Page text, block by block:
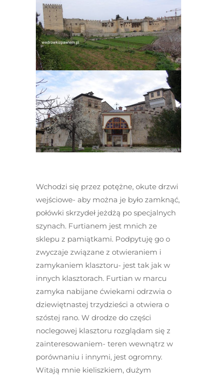
Wchodzi się przez potężne, okute drzwi
wejściowe- aby można je było zamknąć,
połówki skrzydeł jeżdżą po specjalnych
szynach. Furtianem jest mnich ze
sklepu z pamiątkami. Podpytuję go o
zwyczaje związane z otwieraniem i
zamykaniem klasztoru- jest tak jak w
innych klasztorach. Furtian w marcu
zamyka nabijane ćwiekami odrzwia o
dziewiętnastej trzydzieści a otwiera o
szóstej rano. W drodze do części
noclegowej klasztoru rozglądam się z
zainteresowaniem- teren wewnątrz w
porównaniu i innymi, jest ogromny.
Witają mnie kieliszkiem, dużym